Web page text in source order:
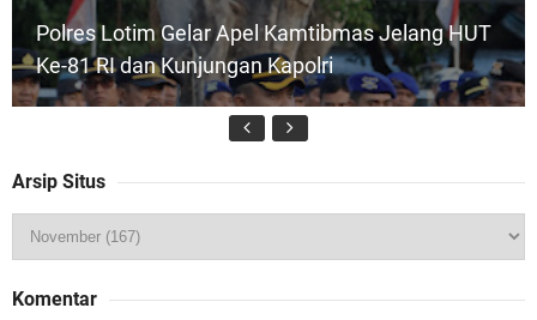
Polres Lotim Gelar Apel Kamtibmas Jelang HUT
Ke-81 RI dan Kunjungan Kapolri
Rosyadi, S.H. Siap Melanjukan
Arsip Situs
Komentar